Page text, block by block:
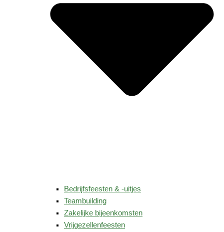
Bedrijfsfeesten & -uitjes
Teambuilding
Zakelijke bijeenkomsten
Vrijgezellenfeesten